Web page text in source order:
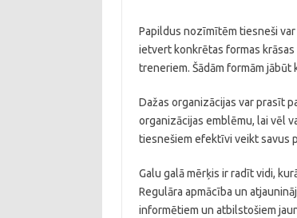
Papildus nozīmītēm tiesneši
ietvert konkrētas formas
treneriem. Šādām formām
Dažas organizācijas var prasīt
organizācijas emblēmu, lai vēl
tiesnešiem efektīvi veikt savus
Galu galā mērķis ir radīt vidi,
Regulāra apmācība un
informētiem un atbilstošiem